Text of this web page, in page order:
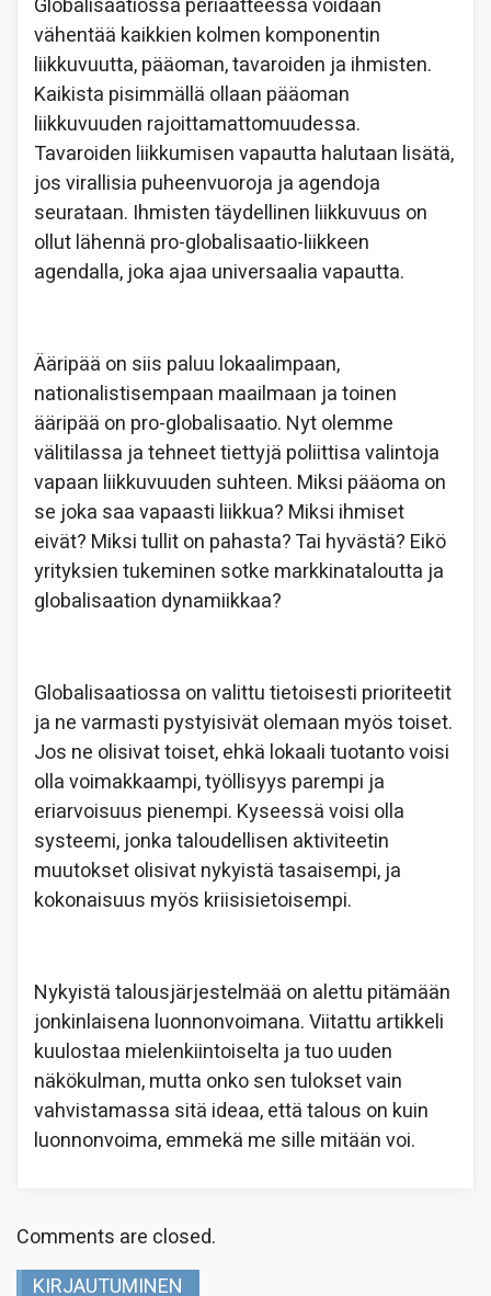
Globalisaatiossa periaatteessa voidaan
vähentää kaikkien kolmen komponentin
liikkuvuutta, pääoman, tavaroiden ja ihmisten.
Kaikista pisimmällä ollaan pääoman
liikkuvuuden rajoittamattomuudessa.
Tavaroiden liikkumisen vapautta halutaan lisätä,
jos virallisia puheenvuoroja ja agendoja
seurataan. Ihmisten täydellinen liikkuvuus on
ollut lähennä pro-globalisaatio-liikkeen
agendalla, joka ajaa universaalia vapautta.
Ääripää on siis paluu lokaalimpaan,
nationalistisempaan maailmaan ja toinen
ääripää on pro-globalisaatio. Nyt olemme
välitilassa ja tehneet tiettyjä poliittisa valintoja
vapaan liikkuvuuden suhteen. Miksi pääoma on
se joka saa vapaasti liikkua? Miksi ihmiset
eivät? Miksi tullit on pahasta? Tai hyvästä? Eikö
yrityksien tukeminen sotke markkinataloutta ja
globalisaation dynamiikkaa?
Globalisaatiossa on valittu tietoisesti prioriteetit
ja ne varmasti pystyisivät olemaan myös toiset.
Jos ne olisivat toiset, ehkä lokaali tuotanto voisi
olla voimakkaampi, työllisyys parempi ja
eriarvoisuus pienempi. Kyseessä voisi olla
systeemi, jonka taloudellisen aktiviteetin
muutokset olisivat nykyistä tasaisempi, ja
kokonaisuus myös kriisisietoisempi.
Nykyistä talousjärjestelmää on alettu pitämään
jonkinlaisena luonnonvoimana. Viitattu artikkeli
kuulostaa mielenkiintoiselta ja tuo uuden
näkökulman, mutta onko sen tulokset vain
vahvistamassa sitä ideaa, että talous on kuin
luonnonvoima, emmekä me sille mitään voi.
Comments are closed.
KIRJAUTUMINEN